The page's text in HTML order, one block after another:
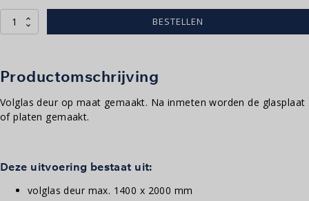
Volglas
deur
aantal
BESTELLEN
Productomschrijving
Volglas deur op maat gemaakt. Na inmeten worden de glasplaat
of platen gemaakt.
Deze uitvoering bestaat uit:
volglas deur max. 1400 x 2000 mm